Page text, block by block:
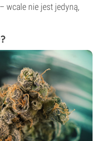
wcale nie jest jedyną,